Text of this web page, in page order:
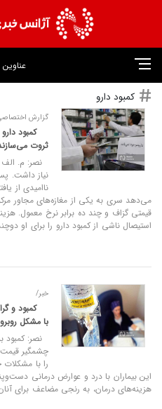
عناوین
کمبود دارو
گزارش
کمبود
ثروت
نیاز داشت.
ناامیدی از
می‌دهد سری به یکی از مغازه‌های مجاور مرکز
قیمتی گزاف و چند ده برابر نرخ معمول.
استیصال ناشی از کمبود دارو را برای او
خبر/
کمبود و
با مشکل
نصر: کمبود
چشمگیر قیمت
را با
این بیماران با درد و عوارض درمانی
هزینه‌های درمان، به رنجی مضاعف برای